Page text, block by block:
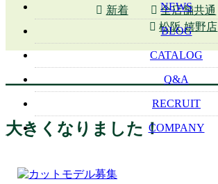
新着 全店舗共通
松阪 嬉野店
大きくなりました！
NEWS
BLOG
CATALOG
Q&A
RECRUIT
COMPANY